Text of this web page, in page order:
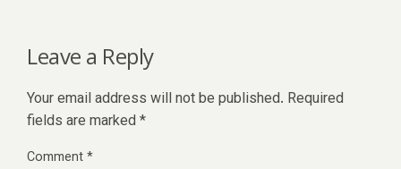
Leave a Reply
Your email address will not be published. Required
fields are marked *
Comment*